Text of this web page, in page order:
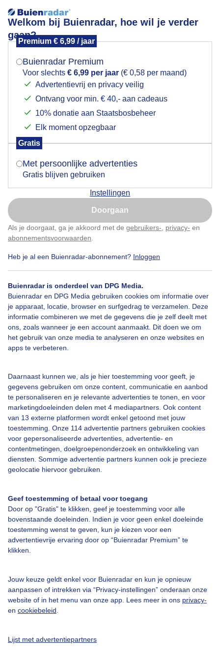
Welkom bij Buienradar, hoe wil je verder
gaan?
Premium € 6,99 / jaar
Buienradar Premium
Voor slechts € 6,99 per jaar (€ 0,58 per maand)
Advertentievrij en privacy veilig
Ontvang voor min. € 40,- aan cadeaus
10% donatie aan Staatsbosbeheer
Elk moment opzegbaar
Gratis
Met persoonlijke advertenties
Gratis blijven gebruiken
Instellingen
Doorgaan
Als je doorgaat, ga je akkoord met de gebruikers- privacy- en
abonnementsvoorwaarden
Heb je al een Buienradar-abonnement? Inloggen
Buienradar is onderdeel van DPG Media.
Buienradar en DPG Media gebruiken cookies om informatie over
je apparaat, locatie, browser en surfgedrag te verzamelen. Deze
informatie combineren we met de gegevens die je zelf deelt met
ons, zoals wanneer je een account aanmaakt. Dit doen we om
het gebruik van onze media te analyseren en onze websites en
apps te verbeteren.
Daarnaast kunnen we, als je hier toestemming voor geeft, je
gegevens gebruiken om onze content, communicatie en aanbod
te personaliseren en je relevante advertenties te tonen, en voor
marketingdoeleinden delen met 4 mediapartners. Ook content
van 13 externe platformen wordt enkel getoond met jouw
toestemming. Onze 114 advertentie partners gebruiken cookies
voor gepersonaliseerde advertenties, advertentie- en
contentmetingen, doelgroepenonderzoek en ontwikkeling van
diensten. Sommige advertentie partners kunnen ook je precieze
geolocatie hiervoor gebruiken.
Geef toestemming of betaal voor toegang
Door op "Gratis" te klikken, geef je toestemming voor alle
bovenstaande doeleinden. Indien je voor geen enkel doeleinde
toestemming wenst te geven, kun je kiezen voor een
advertentievrije ervaring door op “Buienradar Premium” te
klikken.
Jouw keuze geldt enkel voor Buienradar en kun je opnieuw
aanpassen of intrekken via “Privacy-instellingen” onderaan onze
website of in het menu van onze app. Lees meer in ons privacy-
en cookiebeleid
Lijst met advertentiepartners
Mist
Het is hier zo mistig op het Wad dat de snelboot gezien
vanaf de pier meteen weer uit zicht is
Door: Jacoba de Graaf Gemaakt: 07-11-2025, 72x bekeken
Mist Wadden
Bekijk slideshow
Een moment geduld aub...
Over Buienradar
Bedrijfsgegevens
Veelgestelde vragen
Contact
Toegankelijkheid
Adverteren
Buienradar Team
Mogen we je locatie gebruiken voor het
Indien je hier nog geen akkoord op hebt gegeven,
verschijnt er zo een pop-up uit je browser waarin
Is goed, toon de popup
Nu niet, misschien later
Klik hierom dit aan te passen